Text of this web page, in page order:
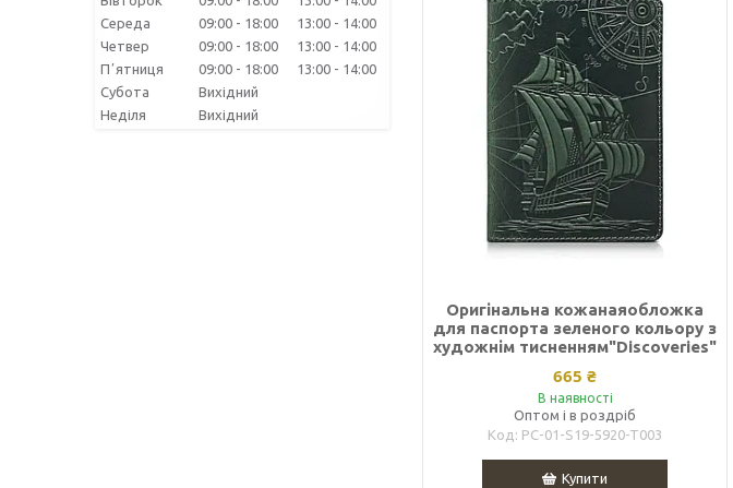
Оригінальна кожанаяобложка
для паспорта зеленого кольору з
художнім тисненням"Discoveries"
665 ₴
В наявності
Оптом і в роздріб
PC-01-S19-5920-T003
Купити
Середа
09:00 18:00 13:00
14:00
Четвер
09:00 18:00 13:00
14:00
Пʼятниця
09:00 18:00 13:00
14:00
Субота
Вихідний
Неділя
Вихідний